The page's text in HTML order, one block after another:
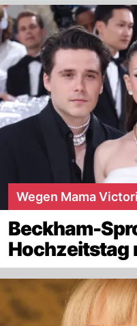
Wegen Mama
Beckham-
Hochzeitstag